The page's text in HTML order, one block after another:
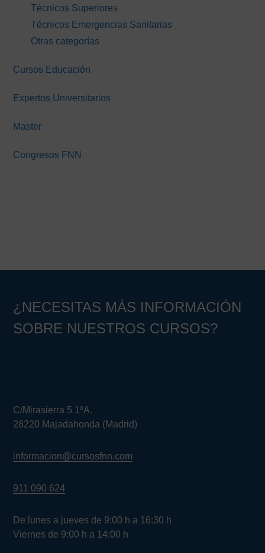
Técnicos Superiores
Técnicos Emergencias Sanitarias
Otras categorías
Cursos Educación
Expertos Universitarios
Master
Congresos FNN
¿NECESITAS MÁS INFORMACIÓN
SOBRE NUESTROS CURSOS?
C/Mirasierra 5 1ºA.
28220 Majadahonda (Madrid)
informacion@cursosfnn.com
911 090 624
De lunes a jueves de 9:00 h a 16:30 h
Viernes de 9:00 h a 14:00 h